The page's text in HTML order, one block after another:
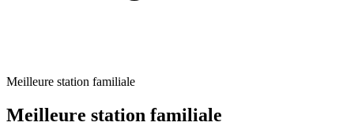
Meilleure station familiale
Meilleure station familiale